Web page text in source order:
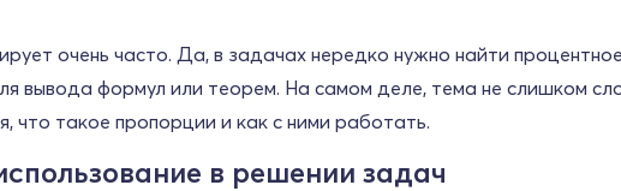
очень часто. Да, в задачах нередко нужно найти
вывода формул или теорем. На самом деле, тема не слишком
что такое пропорции и как с ними работать.
в решении задач